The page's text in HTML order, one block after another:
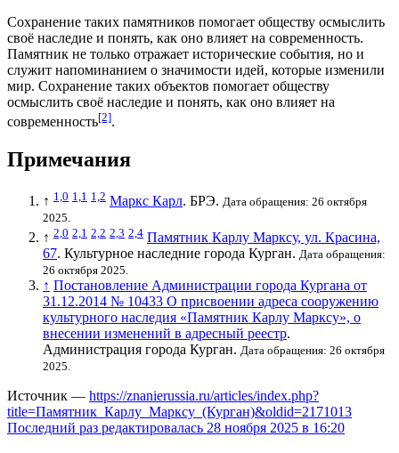
Сохранение таких памятников помогает обществу осмыслить
своё наследие и понять, как оно влияет на современность.
Памятник не только отражает исторические события, но и
служит напоминанием о значимости идей, которые изменили
мир. Сохранение таких объектов помогает обществу
осмыслить своё наследие и понять, как оно влияет на
современность[2].
Примечания
↑ 1,0 1,1 1,2 Маркс Карл. БРЭ. Дата обращения: 26 октября
2025.
↑ 2,0 2,1 2,2 2,3 2,4 Памятник Карлу Марксу, ул. Красина,
67. Культурное наследние города Курган. Дата обращения:
26 октября 2025.
↑ Постановление Администрации города Кургана от
31.12.2014 № 10433 О присвоении адреса сооружению
культурного наследия «Памятник Карлу Марксу», о
внесении изменений в адресный реестр.
Администрация города Курган. Дата обращения: 26 октября
2025.
Источник — https://znanierussia.ru/articles/index.php?
title=Памятник_Карлу_Марксу_(Курган)&oldid=2171013
Последний раз редактировалась 28 ноября 2025 в 16:20